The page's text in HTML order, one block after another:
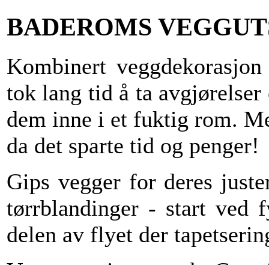
BADEROMS
Kombinert
tok lang tid å ta
dem inne i et fuktig rom.
da det sparte tid og penger!
Gips vegger for deres
tørrblandinger - start ved
delen av flyet der